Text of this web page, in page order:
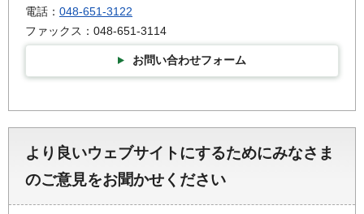
電話： 048-651-3122
ファックス：048-651-3114
お問い合わせフォーム
より良いウェブサイトにするためにみなさま
のご意見をお聞かせください